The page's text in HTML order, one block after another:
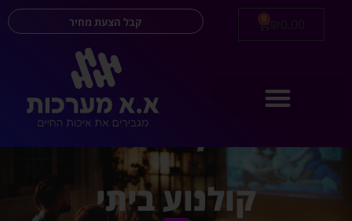
קבל הצעת מחיר 0
קולנוע ביתי